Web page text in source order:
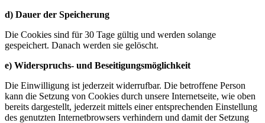
d) Dauer der Speicherung
Die Cookies sind für 30 Tage gültig und werden solange
gespeichert. Danach werden sie gelöscht.
e) Widerspruchs- und Beseitigungsmöglichkeit
Die Einwilligung ist jederzeit widerrufbar. Die betroffene Person
kann die Setzung von Cookies durch unsere Internetseite, wie oben
bereits dargestellt, jederzeit mittels einer entsprechenden Einstellung
des genutzten Internetbrowsers verhindern und damit der Setzung